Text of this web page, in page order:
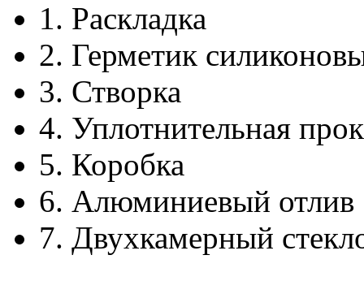
1. Раскладка
2. Герметик
3. Створка
4. Уплотнительная
5. Коробка
6. Алюминиевый отлив
7. Двухкамерный